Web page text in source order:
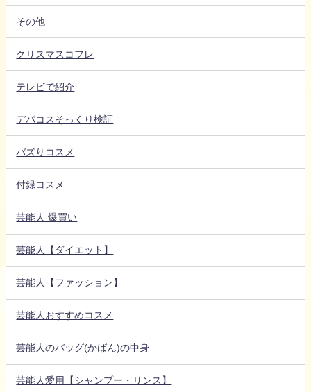
その他
クリスマスコフレ
テレビで紹介
デパコスそっくり検証
バズりコスメ
付録コスメ
芸能人 爆買い
芸能人【ダイエット】
芸能人【ファッション】
芸能人おすすめコスメ
芸能人のバッグ(かばん)の中身
芸能人愛用【シャンプー・リンス】